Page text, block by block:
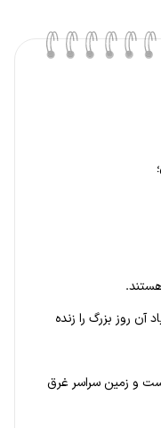
روز بزرگ را زنده
و زمین سراسر غرق